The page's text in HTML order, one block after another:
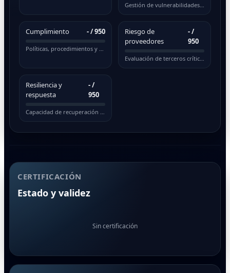
Gestión de vulnerabilidades y actualizaciones
Cumplimiento -/ 950
Políticas, procedimientos y normativas
Riesgo de
proveedores
-/
950
Evaluación de terceros críticos
Resiliencia y
respuesta
-/
950
Capacidad de recuperación ante incidentes
CERTIFICACIÓN
Estado y validez
Sin certificación